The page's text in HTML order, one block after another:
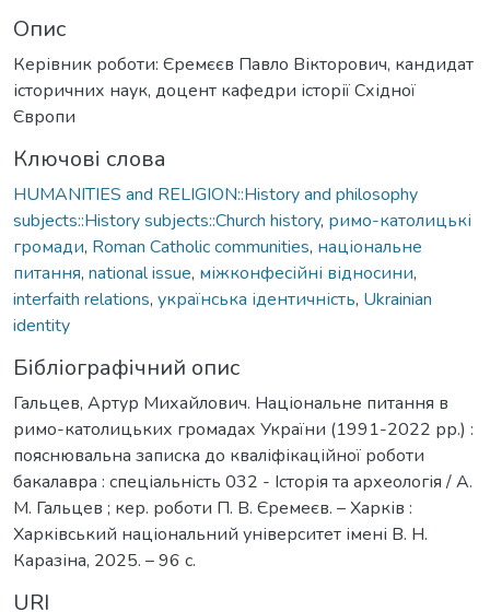
Опис
Керівник роботи: Єремєєв Павло Вікторович, кандидат
історичних наук, доцент кафедри історії Східної
Європи
Ключові слова
HUMANITIES and RELIGION::History and philosophy
subjects::History subjects::Church history, римо-католицькі
громади, Roman Catholic communities, національне
питання, national issue, міжконфесійні відносини,
interfaith relations, українська ідентичність, Ukrainian
identity
Бібліографічний опис
Гальцев, Артур Михайлович. Національне питання в
римо-католицьких громадах України (1991-2022 рр.) :
пояснювальна записка до кваліфікаційної роботи
бакалавра : спеціальність 032 - Історія та археологія / А.
М. Гальцев ; кер. роботи П. В. Єремеєв. – Харків :
Харківський національний університет імені В. Н.
Каразіна, 2025. – 96 с.
URI